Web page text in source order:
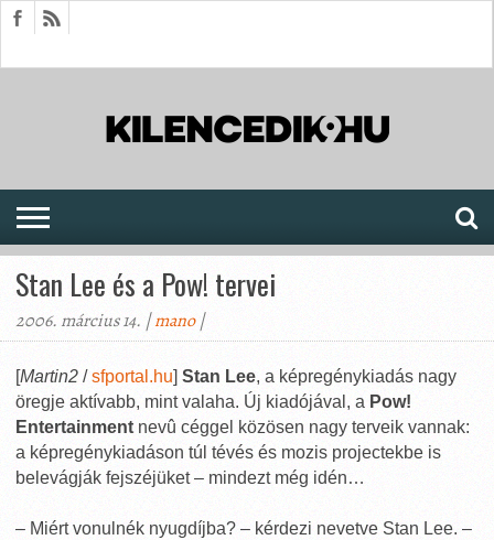
Stan Lee és a Pow! tervei
2006. március 14. |mano|
[Martin2 /sfportal.hu] Stan Lee, a képregénykiadás nagy
öregje aktívabb, mint valaha. Új kiadójával, a Pow!
Entertainment nevû céggel közösen nagy terveik vannak:
a képregénykiadáson túl tévés és mozis projectekbe is
belevágják fejszéjüket – mindezt még idén…
– Miért vonulnék nyugdíjba? – kérdezi nevetve Stan Lee. –